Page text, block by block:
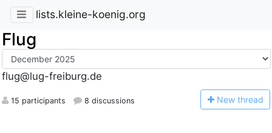
lists.kleine-koenig.org
Flug
flug@lug-freiburg.de
15 participants 8 discussions New thread